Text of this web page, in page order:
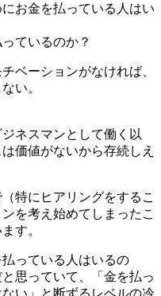
お金を払っている人はい
ているのか？
ベーションがなければ、
い。
ネスマンとして働く以
価値がないから存続しえ
特にヒアリングをするこ
を考え始めてしまったこ
す。
っている人はいるの
思っていて、「金を払っ
い」と断ずるレベルの冷